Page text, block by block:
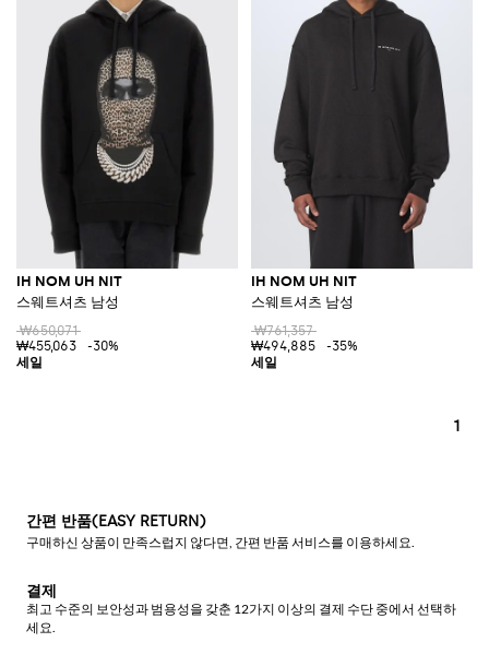
IH NOM UH NIT
스웨트셔츠 남성
₩650,071
₩455,063
-30%
IH NOM UH NIT
스웨트셔츠 남성
₩761,357
₩494,885
-35%
1
간편 반품(EASY RETURN)
구매하신 상품이 만족스럽지 않다면, 간편 반품 서비스를 이용하세요.
결제
최고 수준의 보안성과 범용성을 갖춘 12가지 이상의 결제 수단 중에서 선택하
세요.